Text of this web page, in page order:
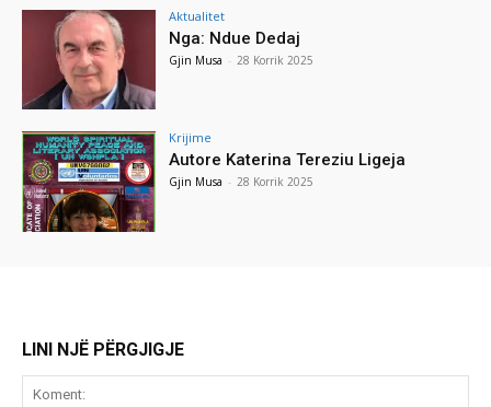
Aktualitet
Nga: Ndue Dedaj
Gjin Musa - 28 Korrik 2025
Krijime
Autore Katerina Tereziu Ligeja
Gjin Musa - 28 Korrik 2025
LINI NJË PËRGJIGJE